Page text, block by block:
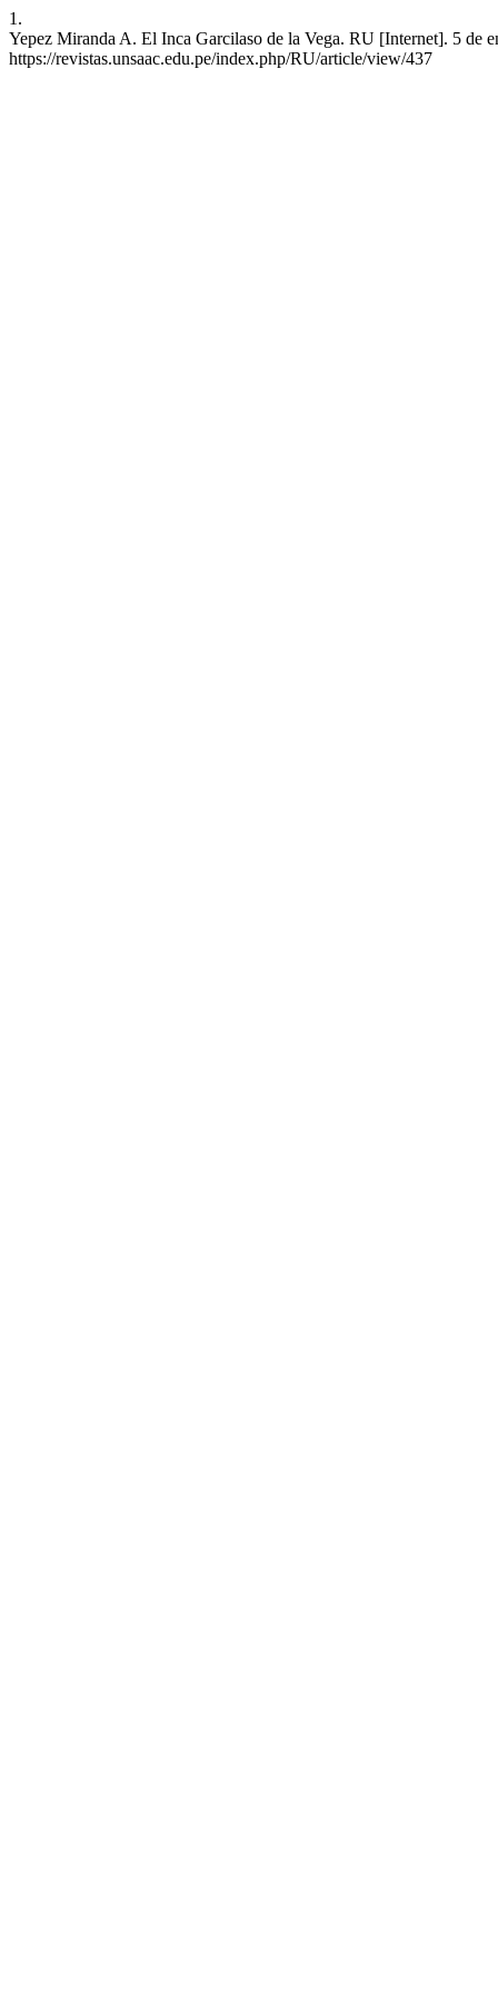
1.
Yepez Miranda A. El Inca Garcilaso de la Vega. RU [Internet]. 5 de
https://revistas.unsaac.edu.pe/index.php/RU/article/view/437